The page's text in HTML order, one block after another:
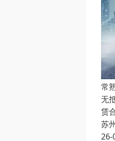
常
无
赁
苏
26-